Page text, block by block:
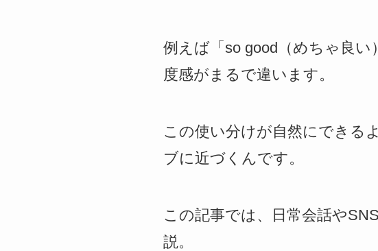
例えば「so good（めちゃ良
度感がまるで違います。
この使い分けが自然にできる
ブに近づくんです。
この記事では、日常会話や
説。